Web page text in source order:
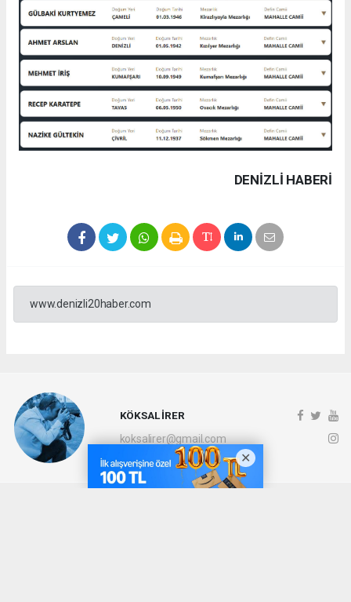
DENIZLI HABERİ
www.denizli20haber.com
KÖKSAL İRER
koksalirer@gmail.com